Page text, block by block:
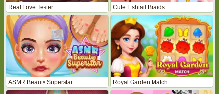
Real Love Tester Cute Fishtail Braids
ASMR Beauty Superstar Royal Garden Match